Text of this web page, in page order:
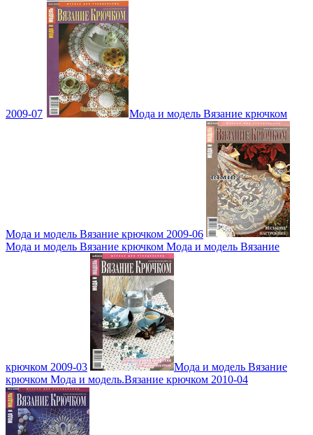
2009-07 Мода и модель Вязание крючком
Мода и модель Вязание крючком 2009-06
Мода и модель Вязание крючком Мода и модель Вязание
крючком 2009-03
Мода и модель Вязание
крючком Мода и модель.Вязание крючком 2010-04